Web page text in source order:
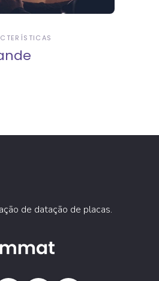
de datação de placas.